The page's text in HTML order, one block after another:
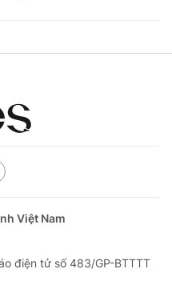
Việt Nam
điện tử số 483/GP-BTTTT